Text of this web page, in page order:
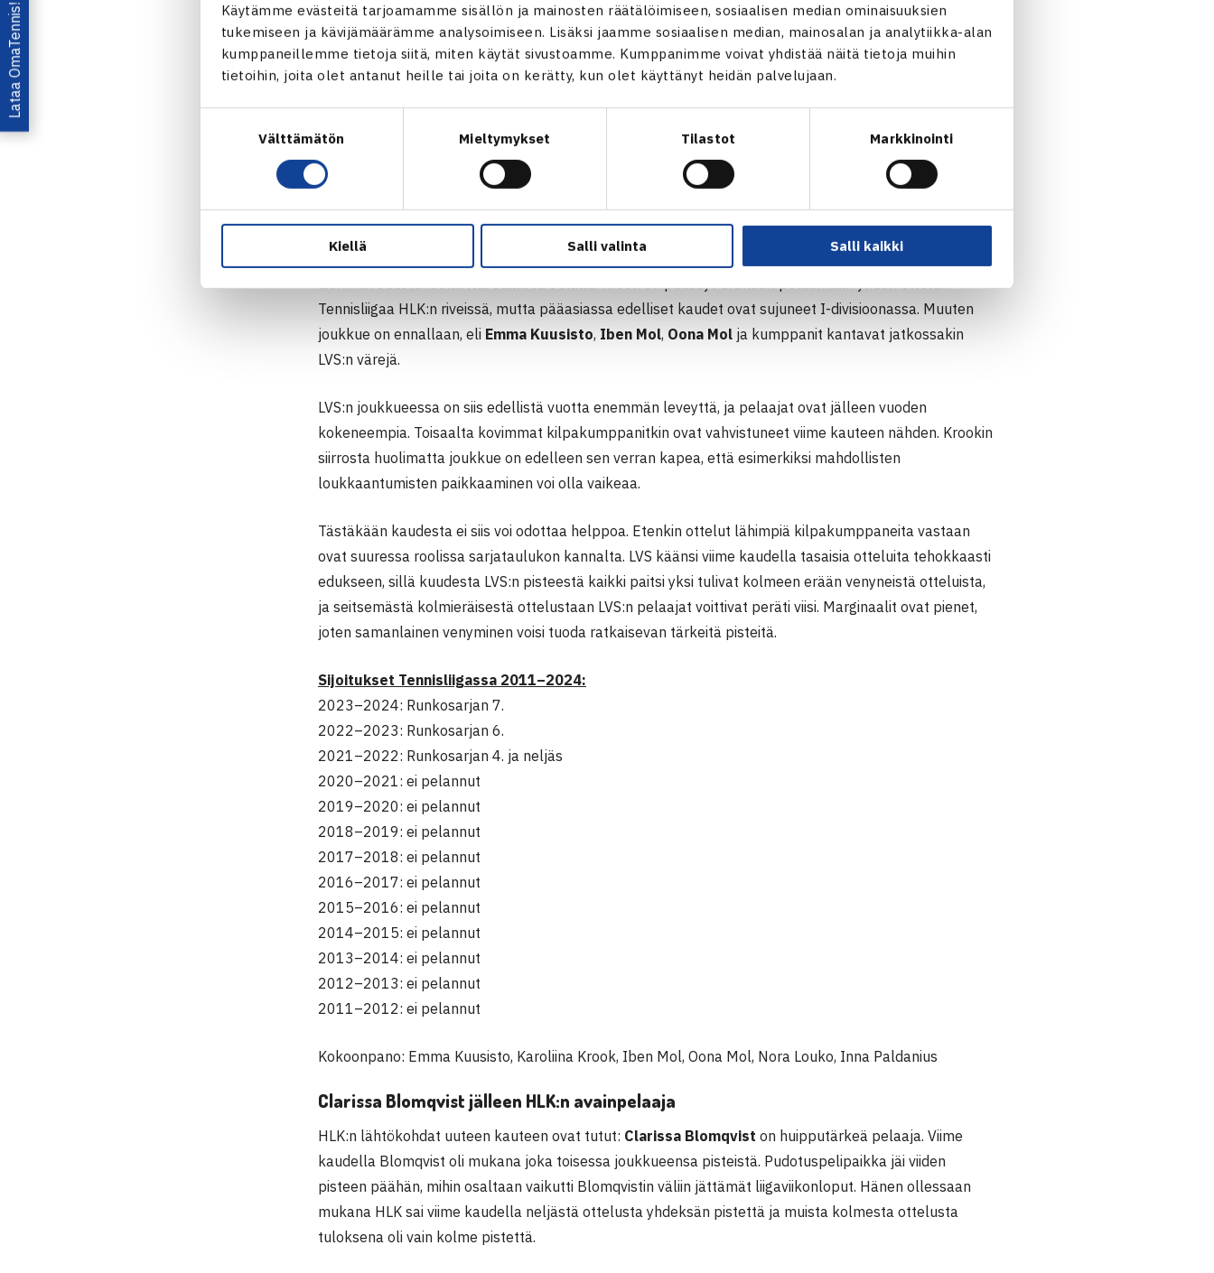
Käytämme evästeitä tarjoamamme sisällön ja mainosten räätälöimiseen, sosiaalisen median ominaisuuksien
tukemiseen ja kävijämäärämme analysoimiseen. Lisäksi jaamme sosiaalisen median, mainosalan ja analytiikka-alan
kumppaneillemme tietoja siitä, miten käytät sivustoamme. Kumppanimme voivat yhdistää näitä tietoja muihin
tietoihin, joita olet antanut heille tai joita on kerätty, kun olet käyttänyt heidän palvelujaan.
Välttämätön Mieltymykset Tilastot Markkinointi
Kiellä Salli valinta Salli kaikki
Ulkomaalaisvahvistukset: Anna Maria Tottrup
LVS liigaan viimevuotista leveämmällä joukkueella
Lahden Verkkopalloseura pelaa neljättä kautta putkeen liigatasolla. Paras saavutus edellisiltä kausilta
on kevään 2022 neljäs sija. Viime kaudella menetyksiä kokenut joukkue sijoittui seitsemänneksi ja
vältti täpärästi karsinnat. Voittoja kertyi vain yksi, mutta se oli sitäkin tärkeämpi, sillä OVS:n voittaminen
oli ratkaisevan tärkeää viimeisen sijan välttämiseksi. LVS osoitti oululaisia vastaan
kylmähermoisuuttaan, sillä kaikki OVS-ottelun otteluparit ratkesivat kolmessa erässä!
aiemmin edustaneellaKaroliina Krookilla. Krook on päässyt urallaan pelaamaan yhden ottelun
Tennisliigaa HLK:n riveissä, mutta pääasiassa edelliset kaudet ovat sujuneet I-divisioonassa. Muuten
joukkue on ennallaan, eli Emma Kuusisto, Iben Mol, Oona Mol ja kumppanit kantavat jatkossakin
LVS:n värejä.
LVS:n joukkueessa on siis edellistä vuotta enemmän leveyttä, ja pelaajat ovat jälleen vuoden
kokeneempia. Toisaalta kovimmat kilpakumppanitkin ovat vahvistuneet viime kauteen nähden. Krookin
siirrosta huolimatta joukkue on edelleen sen verran kapea, että esimerkiksi mahdollisten
loukkaantumisten paikkaaminen voi olla vaikeaa.
Tästäkään kaudesta ei siis voi odottaa helppoa. Etenkin ottelut lähimpiä kilpakumppaneita vastaan
ovat suuressa roolissa sarjataulukon kannalta. LVS käänsi viime kaudella tasaisia otteluita tehokkaasti
edukseen, sillä kuudesta LVS:n pisteestä kaikki paitsi yksi tulivat kolmeen erään venyneistä otteluista,
ja seitsemästä kolmieräisestä ottelustaan LVS:n pelaajat voittivat peräti viisi. Marginaalit ovat pienet,
joten samanlainen venyminen voisi tuoda ratkaisevan tärkeitä pisteitä.
Sijoitukset Tennisliigassa 2011–2024:
2023–2024: Runkosarjan 7.
2022–2023: Runkosarjan 6.
2021–2022: Runkosarjan 4. ja neljäs
2020–2021: ei pelannut
2019–2020: ei pelannut
2018–2019: ei pelannut
2017–2018: ei pelannut
2016–2017: ei pelannut
2015–2016: ei pelannut
2014–2015: ei pelannut
2013–2014: ei pelannut
2012–2013: ei pelannut
2011–2012: ei pelannut
Kokoonpano: Emma Kuusisto, Karoliina Krook, Iben Mol, Oona Mol, Nora Louko, Inna Paldanius
Clarissa Blomqvist jälleen HLK:n avainpelaaja
HLK:n lähtökohdat uuteen kauteen ovat tutut: Clarissa Blomqvist on huipputärkeä pelaaja. Viime
kaudella Blomqvist oli mukana joka toisessa joukkueensa pisteistä. Pudotuspelipaikka jäi viiden
pisteen päähän, mihin osaltaan vaikutti Blomqvistin väliin jättämät liigaviikonloput. Hänen ollessaan
mukana HLK sai viime kaudella neljästä ottelusta yhdeksän pistettä ja muista kolmesta ottelusta
tuloksena oli vain kolme pistettä.
Lataa OmaTennis!